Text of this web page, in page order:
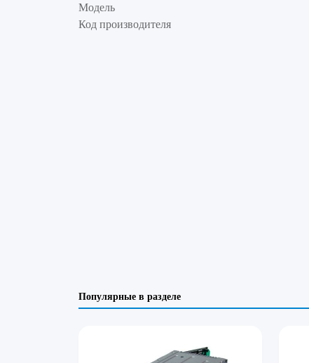
Модель
Код производителя
Популярные в разделе